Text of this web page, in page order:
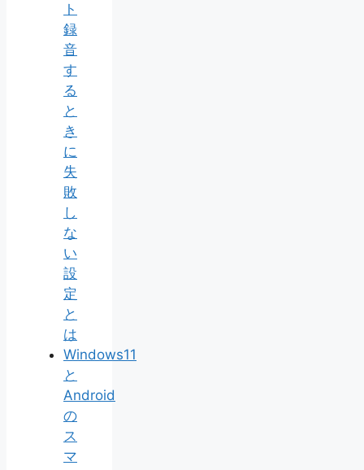
ト
録
音
す
る
と
き
に
失
敗
し
な
い
設
定
と
は
Windows11
と
Android
の
ス
マ